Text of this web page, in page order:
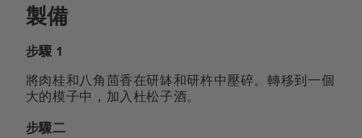
製備
步驟 1
將肉桂和八角茴香在研缽和研杵中壓碎。轉移到一個
大的模子中，加入杜松子酒。
步驟二